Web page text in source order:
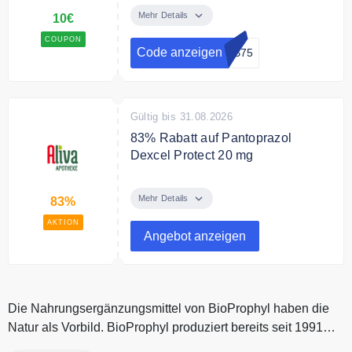
10€
COUPON
Rabatt auf Deine Bestellung.
Mehr Details
Code anzeigen AB75
83%
AKTION
Gültig bis 31.08.2026
83% Rabatt auf Pantoprazol
Dexcel Protect 20 mg
Dexcel Protect 20 mg bei aliva:
gezielt lindern. Jetzt für nur 0,95 €.
Mehr Details
Angebot anzeigen
Die Nahrungsergänzungsmittel von BioProphyl haben die
Natur als Vorbild. BioProphyl produziert bereits seit 1991